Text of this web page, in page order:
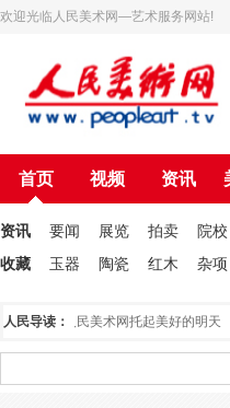
欢迎光临人民美术网—艺术服务网站!
首页 视频 资讯
资讯 要闻 展览 拍卖 院校
收藏
玉器 陶瓷 红木 杂项
人民导读：为人民美术网托起美好的明天